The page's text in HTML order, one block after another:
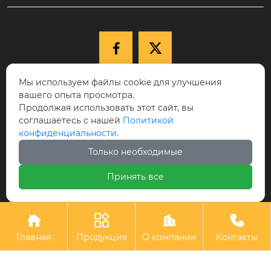
 
 +86-15040177271

КНР, провинция Ляонин, г. Шэньян,
Новый район Шэньбэй, ул. Цююэху, д.
68-17, индекс 110122.

Авторское право©Шэньянская научно-техническая комп
ания с ограниченной ответственностью «Айкоси»

Главная

Продукция

О компании

Контакты
Мы используем файлы cookie для улучшения
вашего опыта просмотра.
Продолжая использовать этот сайт, вы
соглашаетесь с нашей Политикой
конфиденциальности.
Только необходимые
Принять все